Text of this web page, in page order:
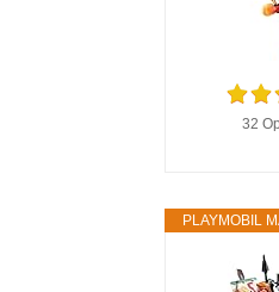
32
PLAYMOBIL